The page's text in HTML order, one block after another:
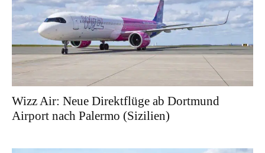
Wizz Air: Neue Direktflüge ab Dortmund
Airport nach Palermo (Sizilien)